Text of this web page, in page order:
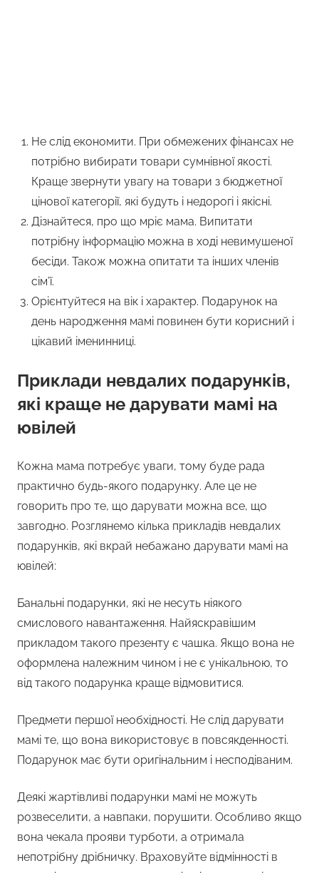
Не слід економити. При обмежених фінансах не
потрібно вибирати товари сумнівної якості.
Краще звернути увагу на товари з бюджетної
цінової категорії, які будуть і недорогі і якісні.
Дізнайтеся, про що мріє мама. Випитати
потрібну інформацію можна в ході невимушеної
бесіди. Також можна опитати та інших членів
сім’ї.
Орієнтуйтеся на вік і характер. Подарунок на
день народження мамі повинен бути корисний і
цікавий іменинниці.
Приклади невдалих подарунків,
які краще не дарувати мамі на
ювілей
Кожна мама потребує уваги, тому буде рада
практично будь-якого подарунку. Але це не
говорить про те, що дарувати можна все, що
завгодно. Розглянемо кілька прикладів невдалих
подарунків, які вкрай небажано дарувати мамі на
ювілей:
Банальні подарунки, які не несуть ніякого
смислового навантаження. Найяскравішим
прикладом такого презенту є чашка. Якщо вона не
оформлена належним чином і не є унікальною, то
від такого подарунка краще відмовитися.
Предмети першої необхідності. Не слід дарувати
мамі те, що вона використовує в повсякденності.
Подарунок має бути оригінальним і несподіваним.
Деякі жартівливі подарунки мамі не можуть
розвеселити, а навпаки, порушити. Особливо якщо
вона чекала прояви турботи, а отримала
непотрібну дрібничку. Враховуйте відмінності в